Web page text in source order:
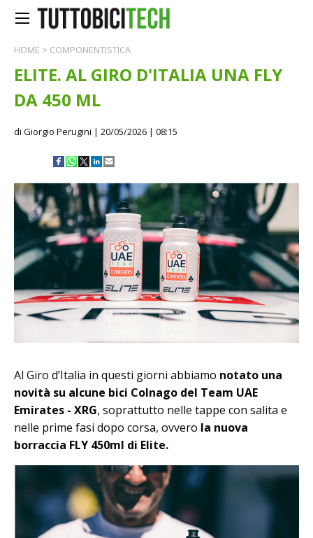
HOME > COMPONENTISTICA
ELITE. AL GIRO D'ITALIA UNA FLY
DA 450 ML
di Giorgio Perugini | 20/05/2026 | 08:15
Al Giro d’Italia in questi giorni abbiamo notato una
novità su alcune bici Colnago del Team UAE
Emirates - XRG, soprattutto nelle tappe con salita e
nelle prime fasi dopo corsa, ovvero la nuova
borraccia FLY 450ml di Elite.